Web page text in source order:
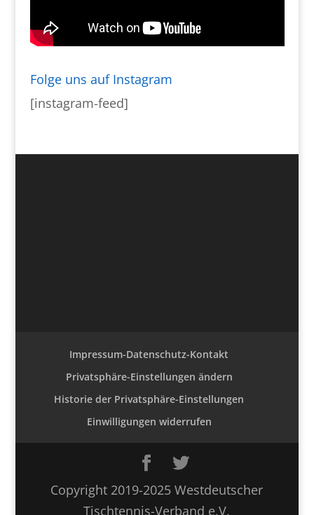
Folge uns auf Instagram
[instagram-feed]
Impressum-Datenschutz-Kontakt
Privatsphäre-Einstellungen ändern
Historie der Privatsphäre-Einstellungen
Einwilligungen widerrufen
Copyright 2019-2025 Westdeutscher
Tischtennis-Verband e.V.